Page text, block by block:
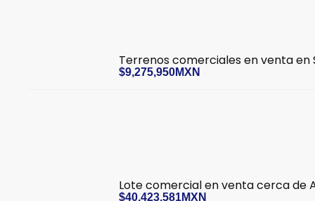
Terrenos comerciales en venta en
$9,275,950MXN
Lote comercial en venta cerca de
$40,423,581MXN